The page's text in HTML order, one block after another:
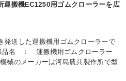
運搬機EC1250用ゴムクローラーを広
発送した運搬機用ゴムクローラーで
品名 ： 運搬機用ゴムクローラー
のメーカーは河島農具製作所で型